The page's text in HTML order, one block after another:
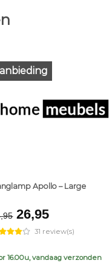
Apollo – Large
Original
price
was:
€44,95.
26,95Current
price
is:
€26,95.
31 review(s)
16.00u, vandaag verzonden